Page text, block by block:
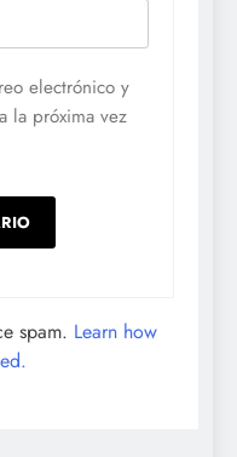
electrónico y
la próxima vez
spam. Learn how